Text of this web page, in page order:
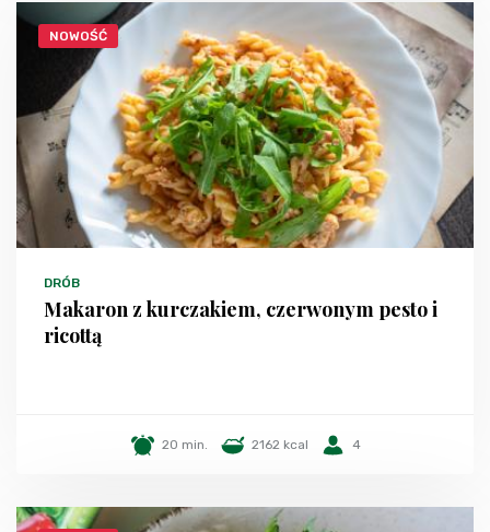
NOWOŚĆ
DRÓB
Makaron z kurczakiem, czerwonym pesto i
ricottą
20 min. 2162 kcal 4